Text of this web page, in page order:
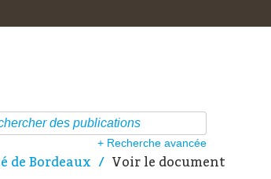
+ Recherche avancée
de Bordeaux Voir le document